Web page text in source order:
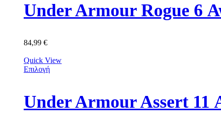
Under Armour Rogue 6
84,99 €
Quick View
Επιλογή
Under Armour Assert 11